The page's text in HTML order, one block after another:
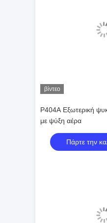
βίντεο
Ρ404Α Εξωτερική
με ψύξη αέρα
Πάρτε την